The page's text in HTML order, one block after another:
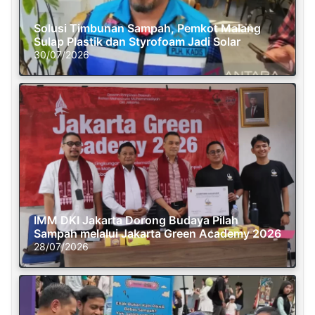
Solusi Timbunan Sampah, Pemkot Malang
Sulap Plastik dan Styrofoam Jadi Solar
30/07/2026
IMM DKI Jakarta Dorong Budaya Pilah
Sampah melalui Jakarta Green Academy 2026
28/07/2026